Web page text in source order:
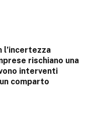
l’incertezza
rischiano una
interventi
comparto